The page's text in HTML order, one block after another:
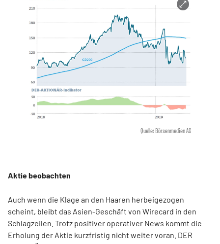
Quelle: Börsenmedien AG
Aktie beobachten
Auch wenn die Klage an den Haaren herbeigezogen
scheint, bleibt das Asien-Geschäft von Wirecard in den
Schlagzeilen. Trotz positiver operativer News kommt die
Erholung der Aktie kurzfristig nicht weiter voran. DER